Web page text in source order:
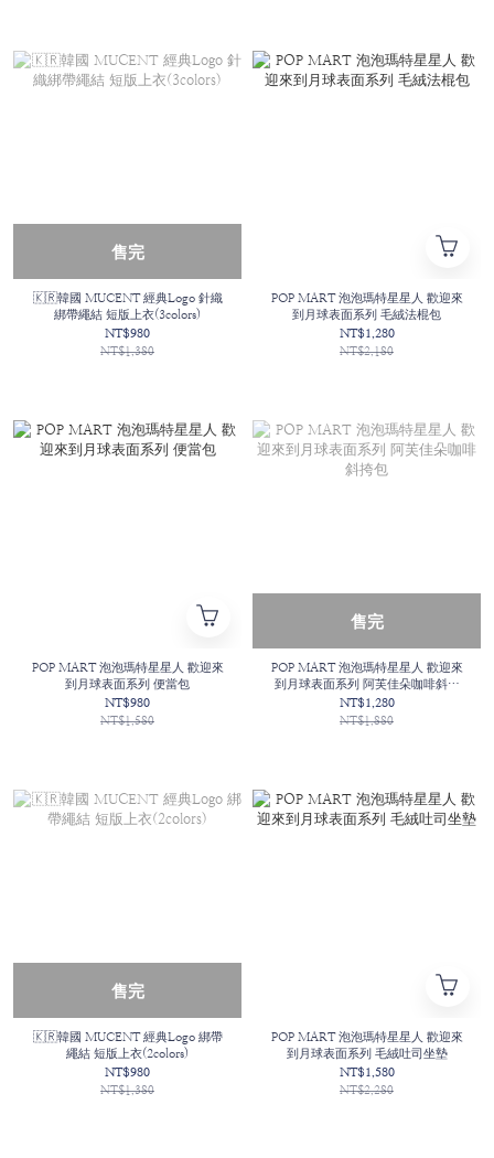
售完
🇰🇷韓國 MUCENT 經典Logo 針織
綁帶繩結 短版上衣(3colors)
NT$980
NT$1,380
POP MART 泡泡瑪特星星人 歡迎來
到月球表面系列 毛絨法棍包
NT$1,280
NT$2,180
POP MART 泡泡瑪特星星人 歡迎來
到月球表面系列 便當包
NT$980
NT$1,580
售完
POP MART 泡泡瑪特星星人 歡迎來
到月球表面系列 阿芙佳朵咖啡斜挎
包
NT$1,280
NT$1,880
售完
🇰🇷韓國 MUCENT 經典Logo 綁帶
繩結 短版上衣(2colors)
NT$980
NT$1,380
POP MART 泡泡瑪特星星人 歡迎來
到月球表面系列 毛絨吐司坐墊
NT$1,580
NT$2,280